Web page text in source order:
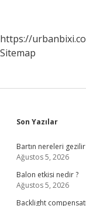
https://
Sitemap
Sidebar
Son Yazılar
Bartın nereleri gezilir
Ağustos 5, 2026
Balon etkisi nedir ?
Ağustos 5, 2026
Backlight